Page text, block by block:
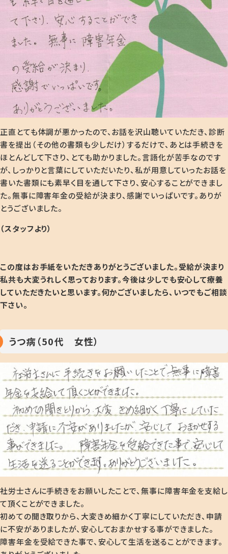
正直とても体調が悪かったので、お話を沢山聴いていただき、診断
書を提出（その他の書類も少しだけ）するだけで、あとは手続きを
ほとんどして下さり、とても助かりました。言語化が苦手なのです
が、しっかりと言葉にしていただいたり、私が用意していったお話を
書いた書類にも素早く目を通して下さり、安心することができまし
た。無事に障害年金の受給が決まり、感謝でいっぱいです。ありが
とうございました。
（スタッフより）
この度はお手紙をいただきありがとうございました。受給が決まり
私共も大変うれしく思っております。今後は少しでも安心して療養
していただきたいと思います。何かございましたら、いつでもご相談
下さい。
うつ病（50代 女性）
社労士さんに手続きをお願いしたことで、無事に障害年金を支給し
て頂くことができました。
初めての聞き取りから、大変きめ細かく丁寧にしていただき、申請
に不安がありましたが、安心しておまかせする事ができました。
障害年金を受給できた事で、安心して生活を送ることができます。